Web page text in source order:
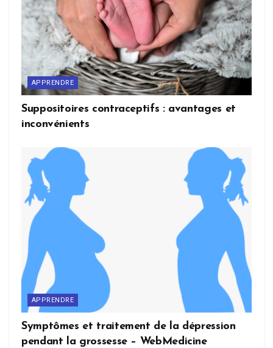
APPRENDRE
Suppositoires contraceptifs : avantages et
inconvénients
APPRENDRE
Symptômes et traitement de la dépression
pendant la grossesse – WebMedicine